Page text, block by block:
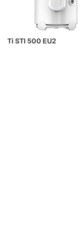
Ti STI 500 EU2